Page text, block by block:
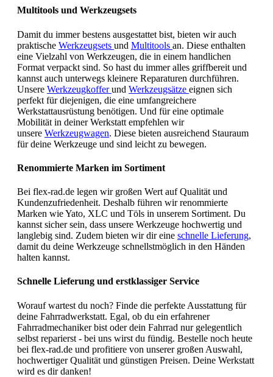
Multitools und Werkzeugsets
Damit du immer bestens ausgestattet bist, bieten wir auch
praktische Werkzeugsets und Multitools an. Diese enthalten
eine Vielzahl von Werkzeugen, die in einem handlichen
Format verpackt sind. So hast du immer alles griffbereit und
kannst auch unterwegs kleinere Reparaturen durchführen.
Unsere Werkzeugkofferund Werkzeugsätze eignen sich
perfekt für diejenigen, die eine umfangreichere
Werkstattausrüstung benötigen. Und für eine optimale
Mobilität in deiner Werkstatt empfehlen wir
unsere Werkzeugwagen. Diese bieten ausreichend Stauraum
für deine Werkzeuge und sind leicht zu bewegen.
Renommierte Marken im Sortiment
Bei flex-rad.de legen wir großen Wert auf Qualität und
Kundenzufriedenheit. Deshalb führen wir renommierte
Marken wie Yato, XLC und Töls in unserem Sortiment. Du
kannst sicher sein, dass unsere Werkzeuge hochwertig und
langlebig sind. Zudem bieten wir dir eine schnelle Lieferung,
damit du deine Werkzeuge schnellstmöglich in den Händen
halten kannst.
Schnelle Lieferung und erstklassiger Service
Worauf wartest du noch? Finde die perfekte Ausstattung für
deine Fahrradwerkstatt. Egal, ob du ein erfahrener
Fahrradmechaniker bist oder dein Fahrrad nur gelegentlich
selbst reparierst - bei uns wirst du fündig. Bestelle noch heute
bei flex-rad.de und profitiere von unserer großen Auswahl,
hochwertiger Qualität und günstigen Preisen. Deine Werkstatt
wird es dir danken!